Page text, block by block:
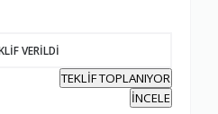
VERİLDİ
TEKLİF TOPLANIYOR
İNCELE